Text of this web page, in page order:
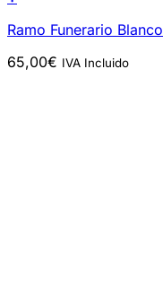
Ramo Funerario Blanco
65,00€ IVA Incluido